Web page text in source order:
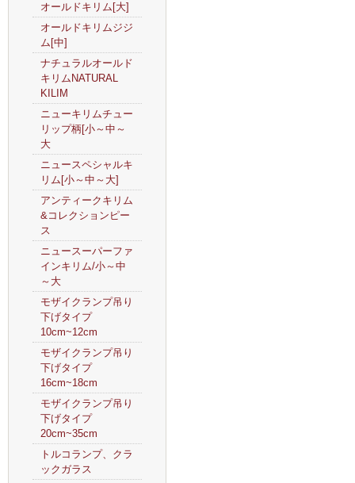
オールドキリム[大]
オールドキリムジジ
ム[中]
ナチュラルオールド
キリムNATURAL
KILIM
ニューキリムチュー
リップ柄[小～中～
大
ニュースペシャルキ
リム[小～中～大]
アンティークキリム
&コレクションピー
ス
ニュースーパーファ
インキリム/小～中
～大
モザイクランプ吊り
下げタイプ
10cm~12cm
モザイクランプ吊り
下げタイプ
16cm~18cm
モザイクランプ吊り
下げタイプ
20cm~35cm
トルコランプ、クラ
ックガラス